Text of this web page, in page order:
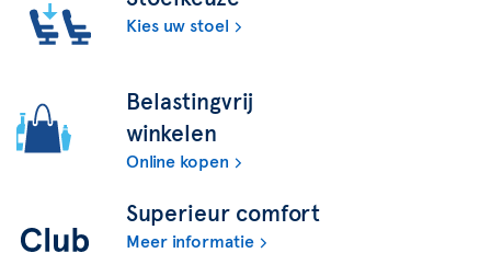
Kies uw stoel
Belastingvrij
winkelen
Online kopen
Superieur comfort
Meer informatie